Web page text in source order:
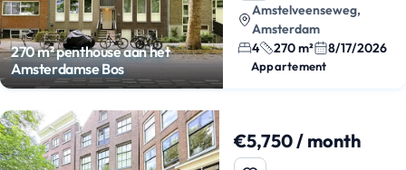
270 m² penthouse aan het
Amsterdamse Bos
Amstelveenseweg,
Amsterdam
4
270 m² 8/17/2026
Appartement
€5,750 / month